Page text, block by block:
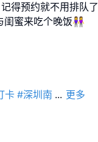
得预约就不用排队了
闺蜜来吃个晚饭👭
卡 #深圳南 ... 更多